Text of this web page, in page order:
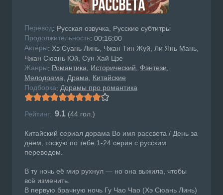
Перевод: Русская озвучка, Русские субтитры
Продолжительность: 00:16:00
Актёры: Хэ Суань Линь, Чжан Тин Жуй, Ли Янь Мань,
Чжан Сюань Юй, Сун Хай Цзе
Жанры: Романтика Исторический
Фэнтези
Мелодрама Драма Китайские
Подборка: Дорамы про романтика
Рейтинг: 9.1 (44 гол.)
Китайский сериал дорама Во имя рассвета / День за
днем, тоскую по тебе 1-24 серия с русским
переводом.
В ту ночь её мир рухнул — но она выжила, чтобы
всё изменить.
В первую брачную ночь Гу Чао Чао (Хэ Сюань Линь)